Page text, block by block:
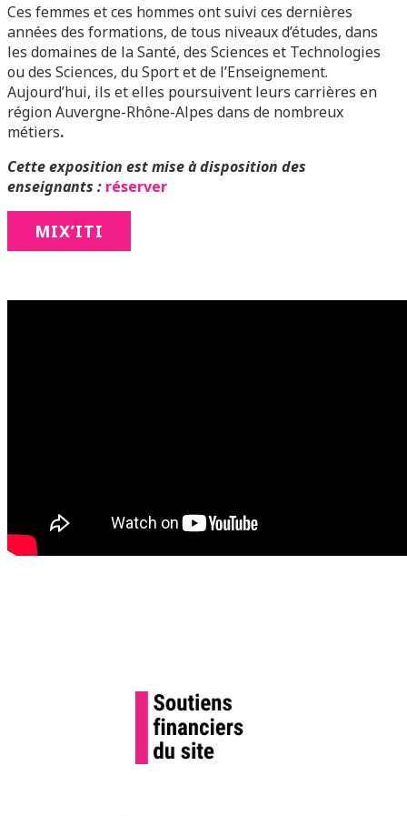
Ces femmes et ces hommes ont suivi ces dernières
années des formations, de tous niveaux d’études, dans
les domaines de la Santé, des Sciences et Technologies
ou des Sciences, du Sport et de l’Enseignement.
Aujourd’hui, ils et elles poursuivent leurs carrières en
région Auvergne-Rhône-Alpes dans de nombreux
métiers.
Cette exposition est mise à disposition des
enseignants : réserver
MIX’ITI